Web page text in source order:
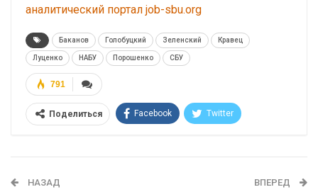
аналитический портал job-sbu.org
Баканов Голобуцкий Зеленский Кравец
Луценко НАБУ Порошенко СБУ
791
Поделиться Facebook Twitter
НАЗАД ВПЕРЕД